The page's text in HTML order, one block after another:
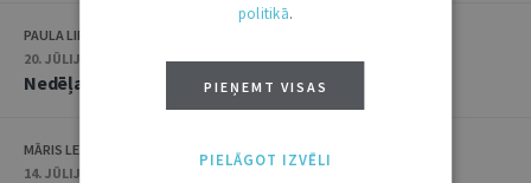
PAULA LIPE
20. JŪLIJS 2026 • 16:05
Nedēļas notikumu apskats: 13.–17. jūlijs
MĀRIS LEJA
14. JŪLIJS 2026
politikā.
PIEŅEMT VISAS
PIELĀGOT IZVĒLI